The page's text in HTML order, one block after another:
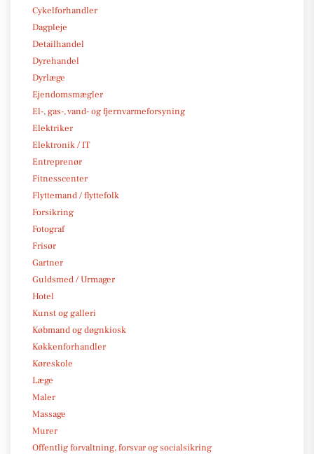
Cykelforhandler
Dagpleje
Detailhandel
Dyrehandel
Dyrlæge
Ejendomsmægler
El-, gas-, vand- og fjernvarmeforsyning
Elektriker
Elektronik / IT
Entreprenør
Fitnesscenter
Flyttemand / flyttefolk
Forsikring
Fotograf
Frisør
Gartner
Guldsmed / Urmager
Hotel
Kunst og galleri
Købmand og døgnkiosk
Køkkenforhandler
Køreskole
Læge
Maler
Massage
Murer
Offentlig forvaltning, forsvar og socialsikring